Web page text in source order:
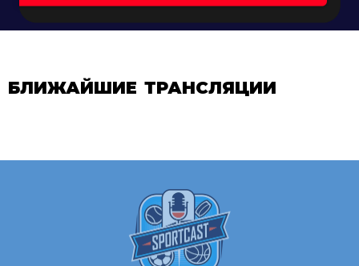
БЛИЖАЙШИЕ ТРАНСЛЯЦИИ